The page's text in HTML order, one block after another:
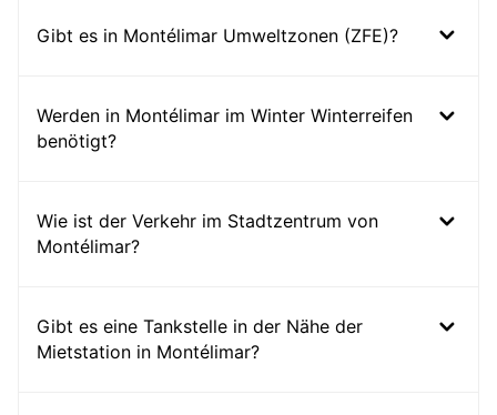
Gibt es in Montélimar Umweltzonen (ZFE)?
Werden in Montélimar im Winter Winterreifen
benötigt?
Wie ist der Verkehr im Stadtzentrum von
Montélimar?
Gibt es eine Tankstelle in der Nähe der
Mietstation in Montélimar?